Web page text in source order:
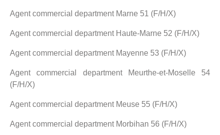
Agent commercial department Marne 51 (F/H/X)
Agent commercial department Haute-Marne 52 (F/H/X)
Agent commercial department Mayenne 53 (F/H/X)
Agent commercial department Meurthe-et-Moselle 54
(F/H/X)
Agent commercial department Meuse 55 (F/H/X)
Agent commercial department Morbihan 56 (F/H/X)